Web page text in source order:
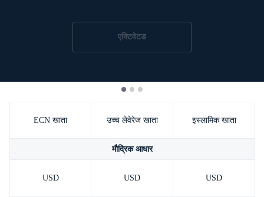
एक्टिवेटड
ECN खाता उच्च लेवेरेज खाता इस्लामिक खाता
मौद्रिक आधार
USD USD USD